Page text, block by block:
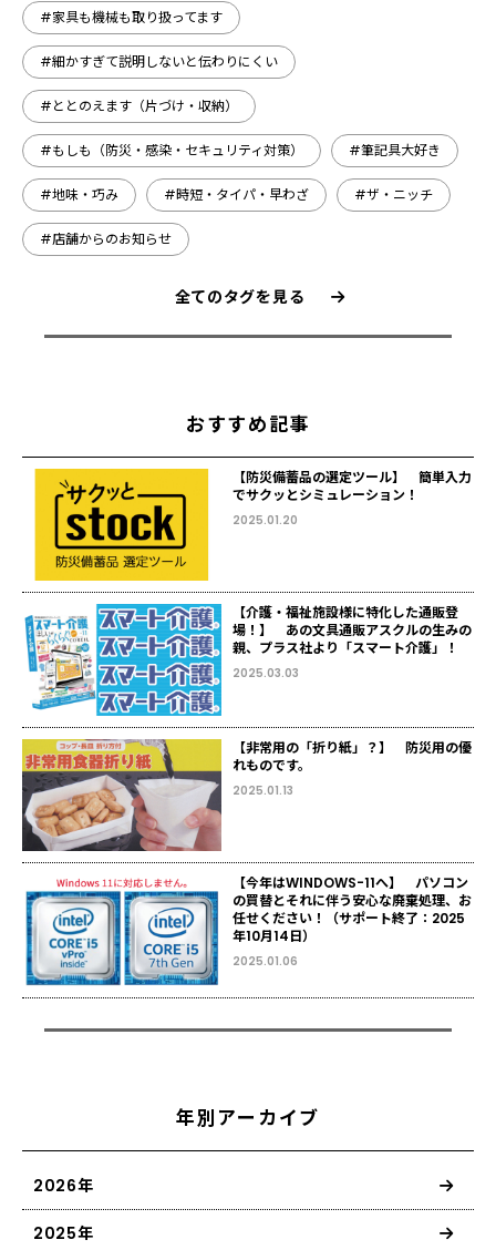
#家具も機械も取り扱ってます
#細かすぎて説明しないと伝わりにくい
#ととのえます（片づけ・収納）
#もしも（防災・感染・セキュリティ対策） #筆記具大好き
#地味・巧み #時短・タイパ・早わざ #ザ・ニッチ
#店舗からのお知らせ
全てのタグを見る
おすすめ記事
【防災備蓄品の選定ツール】 簡単入力
でサクッとシミュレーション！
2025.01.20
【介護・福祉施設様に特化した通販登
場！】 あの文具通販アスクルの生みの
親、プラス社より「スマート介護」！
2025.03.03
【非常用の「折り紙」？】 防災用の優
れものです。
2025.01.13
【今年はWINDOWS-11へ】 パソコン
の買替とそれに伴う安心な廃棄処理、お
任せください！（サポート終了：2025
年10月14日）
2025.01.06
年別アーカイブ
2026年
2025年